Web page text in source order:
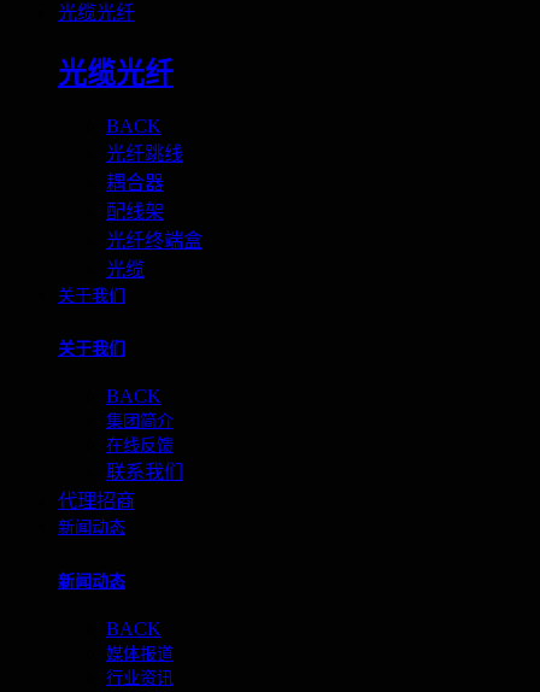
光缆光纤
光缆光纤
BACK
光纤跳线
耦合器
配线架
光纤终端盒
光缆
关于我们
关于我们
BACK
集团简介
在线反馈
联系我们
代理招商
新闻动态
新闻动态
BACK
媒体报道
行业资讯